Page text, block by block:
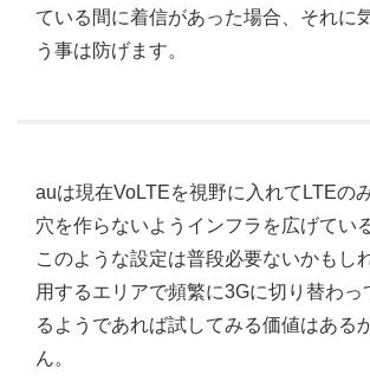
ている間に着信があった場合、それに
う事は防げます。
auは現在VoLTEを視野に入れてLTEの
穴を作らないようインフラを広げてい
このような設定は普段必要ないかもし
用するエリアで頻繁に3Gに切り替わっ
るようであれば試してみる価値はある
ん。